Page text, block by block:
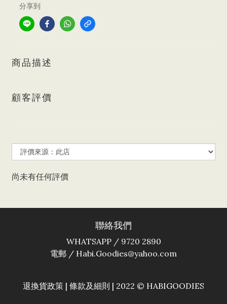
分享到
商品描述
顧客評價
尚未有任何評價
聯絡我們
WHATSAPP / 9720 2890
電郵 / Habi.Goodies@yahoo.com
退換貨政策 | 條款及細則 | 2022 © HABIGOODIES